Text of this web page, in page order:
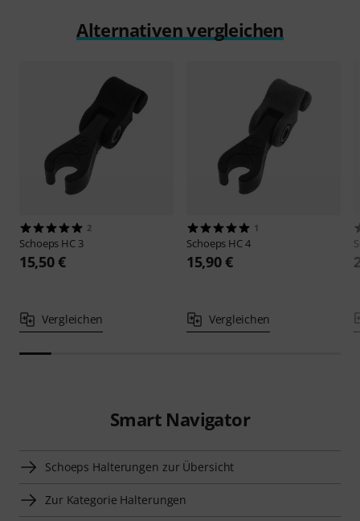
Alternativen vergleichen
2
Schoeps HC 3
15,50 €
Vergleichen
1
Schoeps HC 4
15,90 €
Vergleichen
Smart Navigator
Schoeps Halterungen zur Übersicht
Zur Kategorie Halterungen